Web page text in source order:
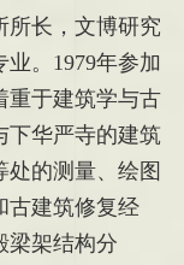
所长，文博研究
。1979年参加
重于建筑学与古
下华严寺的建筑
的测量、绘图
古建筑修复经
梁架结构分